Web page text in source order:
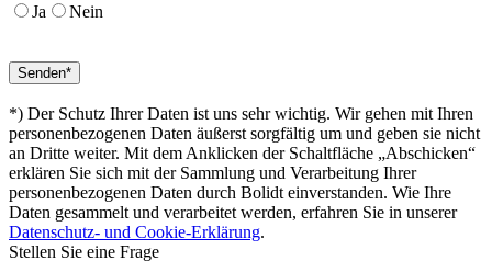
Ja Nein
*) Der Schutz Ihrer Daten ist uns sehr wichtig. Wir gehen mit Ihren
personenbezogenen Daten äußerst sorgfältig um und geben sie nicht
an Dritte weiter. Mit dem Anklicken der Schaltfläche „Abschicken“
erklären Sie sich mit der Sammlung und Verarbeitung Ihrer
personenbezogenen Daten durch Bolidt einverstanden. Wie Ihre
Daten gesammelt und verarbeitet werden, erfahren Sie in unserer
Datenschutz- und Cookie-Erklärung.
Stellen Sie eine Frage